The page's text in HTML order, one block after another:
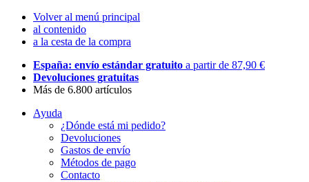
Volver al menú principal
al contenido
a la cesta de la compra
España: envío estándar gratuito a partir de 87,90 €
Devoluciones gratuitas
Más de 6.800 artículos
Ayuda
¿Dónde está mi pedido?
Devoluciones
Gastos de envío
Métodos de pago
Contacto